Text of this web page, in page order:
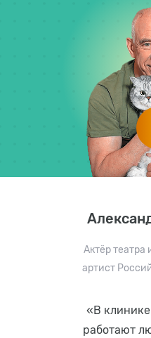
Актёр театра
артист
«В
работают